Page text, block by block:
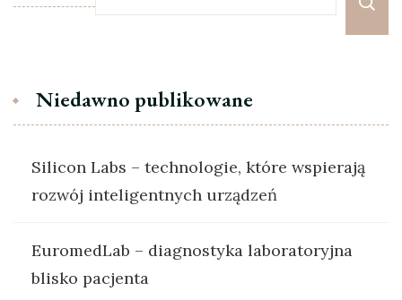
Niedawno publikowane
Silicon Labs – technologie, które wspierają
rozwój inteligentnych urządzeń
EuromedLab – diagnostyka laboratoryjna
blisko pacjenta